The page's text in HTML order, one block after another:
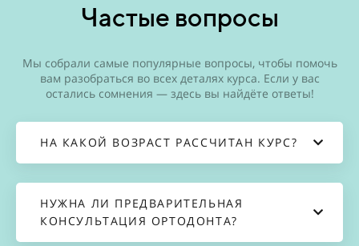
Частые вопросы
Мы собрали самые популярные вопросы, чтобы помочь
вам разобраться во всех деталях курса. Если у вас
остались сомнения — здесь вы найдёте ответы!
НА КАКОЙ ВОЗРАСТ РАССЧИТАН КУРС?
НУЖНА ЛИ ПРЕДВАРИТЕЛЬНАЯ
КОНСУЛЬТАЦИЯ ОРТОДОНТА?